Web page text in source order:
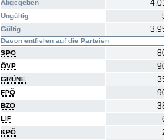
Abgegeben
Ungültig
Gültig
Davon entfielen auf die Parteien
SPÖ
ÖVP
GRÜNE
FPÖ
BZÖ
LIF
KPÖ